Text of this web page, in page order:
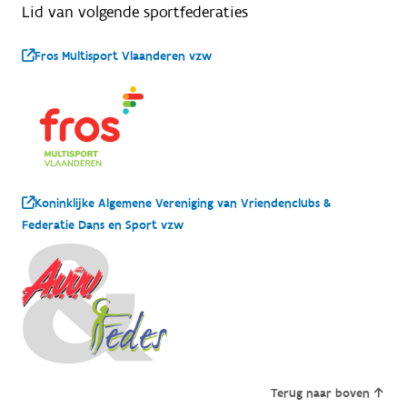
Lid van volgende sportfederaties
Fros Multisport Vlaanderen vzw
Koninklijke Algemene Vereniging van Vriendenclubs &
Federatie Dans en Sport vzw
Terug naar boven